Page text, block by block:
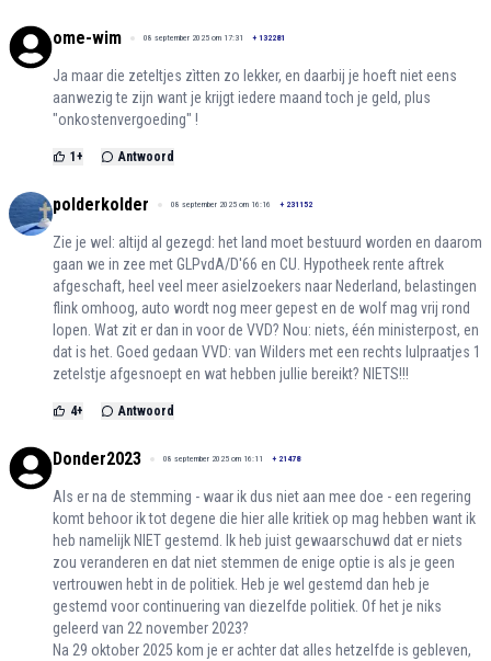
ome-wim 08 september 2025 om 17:31 + 132281
Ja maar die zeteltjes zìtten zo lekker, en daarbij je hoeft niet eens
aanwezig te zijn want je krijgt iedere maand toch je geld, plus
"onkostenvergoeding" !
1+ Antwoord
polderkolder 08 september 2025 om 16:16 + 231152
Zie je wel: altijd al gezegd: het land moet bestuurd worden en daarom
gaan we in zee met GLPvdA/D'66 en CU. Hypotheek rente aftrek
afgeschaft, heel veel meer asielzoekers naar Nederland, belastingen
flink omhoog, auto wordt nog meer gepest en de wolf mag vrij rond
lopen. Wat zit er dan in voor de VVD? Nou: niets, één ministerpost, en
dat is het. Goed gedaan VVD: van Wilders met een rechts lulpraatjes 1
zetelstje afgesnoept en wat hebben jullie bereikt? NIETS!!!
4+ Antwoord
Donder2023 08 september 2025 om 16:11 + 21478
Als er na de stemming - waar ik dus niet aan mee doe - een regering
komt behoor ik tot degene die hier alle kritiek op mag hebben want ik
heb namelijk NIET gestemd. Ik heb juist gewaarschuwd dat er niets
zou veranderen en dat niet stemmen de enige optie is als je geen
vertrouwen hebt in de politiek. Heb je wel gestemd dan heb je
gestemd voor continuering van diezelfde politiek. Of het je niks
geleerd van 22 november 2023?
Na 29 oktober 2025 kom je er achter dat alles hetzelfde is gebleven,